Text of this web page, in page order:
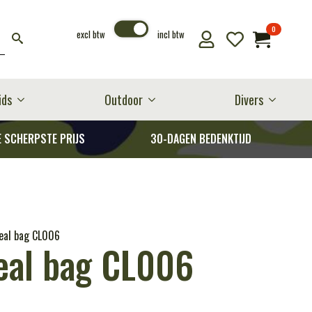
excl btw incl btw 0
Outdoor Divers
SCHERPSTE PRIJS 30-DAGEN BEDENKTIJD
bag CL006
bag CL006